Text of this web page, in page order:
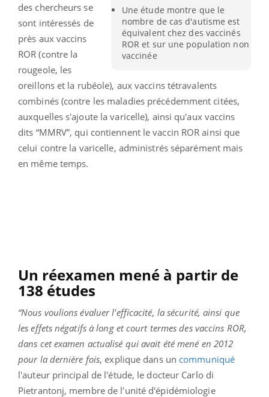
Une étude montre que le
nombre de cas d'autisme est
équivalent chez des vaccinés
ROR et sur une population non
vaccinée
des chercheurs se
sont intéressés de
près aux vaccins
ROR (contre la
rougeole, les
oreillons et la rubéole), aux vaccins tétravalents
combinés (contre les maladies précédemment citées,
auxquelles s'ajoute la varicelle), ainsi qu'aux vaccins
dits “MMRV”, qui contiennent le vaccin ROR ainsi que
celui contre la varicelle, administrés séparément mais
en même temps.
Un réexamen mené à partir de
138 études
“Nous voulions évaluer l'efficacité, la sécurité, ainsi que
les effets négatifs à long et court termes des vaccins ROR,
dans cet examen actualisé qui avait été mené en 2012
pour la dernière fois, explique dans un communiqué
l'auteur principal de l'étude, le docteur Carlo di
Pietrantonj, membre de l'unité d'épidémiologie